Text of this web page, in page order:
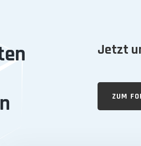
Jetzt
ZUM